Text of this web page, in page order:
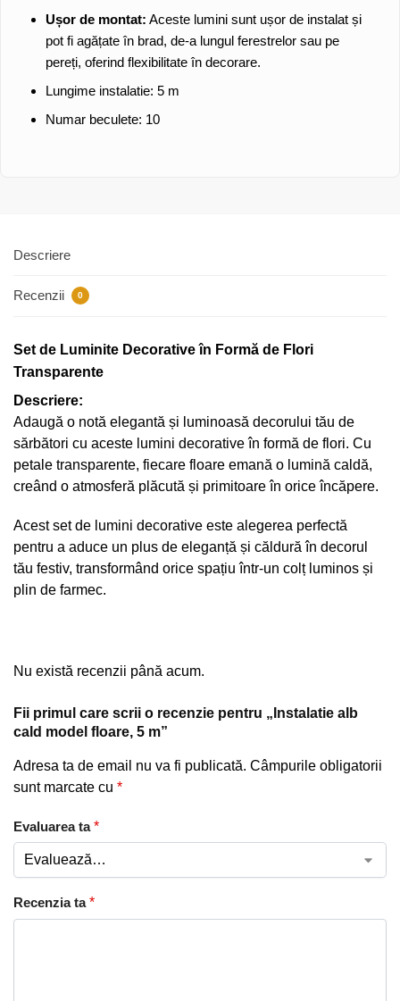
Ușor de montat: Aceste lumini sunt ușor de instalat și
pot fi agățate în brad, de-a lungul ferestrelor sau pe
pereți, oferind flexibilitate în decorare.
Lungime instalatie: 5 m
Numar beculete: 10
Descriere
Recenzii 0
Set de Luminite Decorative în Formă de Flori
Transparente
Descriere:
Adaugă o notă elegantă și luminoasă decorului tău de
sărbători cu aceste lumini decorative în formă de flori. Cu
petale transparente, fiecare floare emană o lumină caldă,
creând o atmosferă plăcută și primitoare în orice încăpere.
Acest set de lumini decorative este alegerea perfectă
pentru a aduce un plus de eleganță și căldură în decorul
tău festiv, transformând orice spațiu într-un colț luminos și
plin de farmec.
Nu există recenzii până acum.
Fii primul care scrii o recenzie pentru „Instalatie alb
cald model floare, 5 m”
Adresa ta de email nu va fi publicată. Câmpurile obligatorii
sunt marcate cu *
Evaluarea ta*
Recenzia ta*